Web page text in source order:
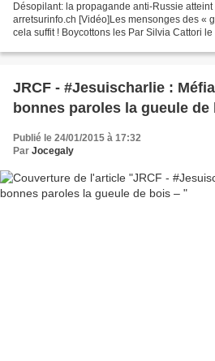
Désopilant: la propagande anti-Russie atteint
arretsurinfo.ch [Vidéo]Les mensonges des «
cela suffit ! Boycottons les Par Silvia Cattori
JRCF - #Jesuischarlie :
bonnes paroles la gueule de
Publié le 24/01/2015 à 17:32
Par Jocegaly